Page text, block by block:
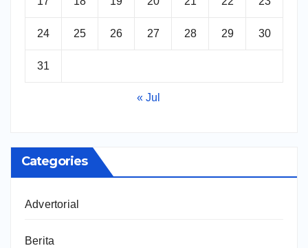
24 25 26 27 28 29 30
31
« Jul
Categories
Advertorial
Berita